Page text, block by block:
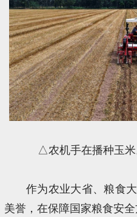
△农机手在播种玉米
作为农业大省、粮食
美誉，在保障国家粮食安全